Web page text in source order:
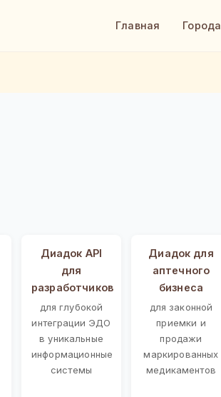
Главная Города
Диадок API
для
разработчиков
для глубокой
интеграции ЭДО
в уникальные
информационные
системы
Диадок для
аптечного
бизнеса
для законной
приемки и
продажи
маркированных
медикаментов